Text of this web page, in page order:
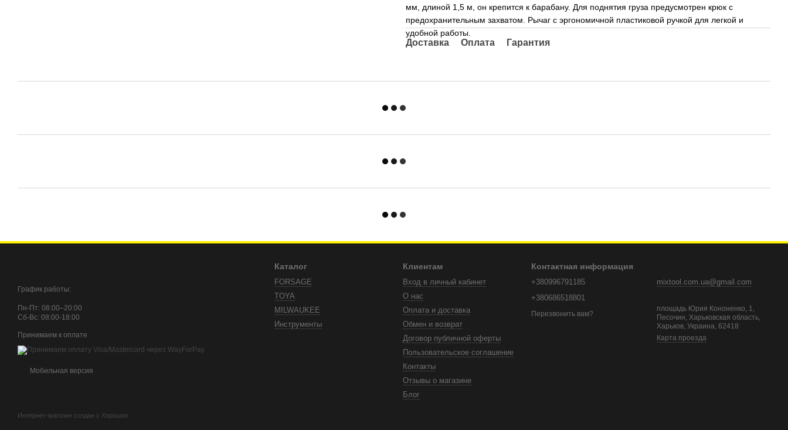
мм, длиной 1,5 м, он крепится к барабану. Для поднятия груза предусмотрен крюк с
предохранительным захватом. Рычаг с эргономичной пластиковой ручкой для легкой и
удобной работы.
Доставка Оплата Гарантия
График работы:
Пн-Пт: 08:00–20:00
Сб-Вc: 08:00-18:00
Принимаем к оплате
Мобильная версия
Интернет-магазин создан с Хорошоп
Каталог
FORSAGE
TOYA
MILWAUKEE
Инструменты
Клиентам
Вход в личный кабинет
О нас
Оплата и доставка
Обмен и возврат
Договор публичной оферты
Пользовательское соглашение
Контакты
Отзывы о магазине
Блог
Контактная информация
+380996791185
+380686518801
Перезвонить вам?
mixtool.com.ua@gmail.com
площадь Юрия Кононенко, 1,
Песочин, Харьковская область,
Харьков, Украина, 62418
Карта проезда